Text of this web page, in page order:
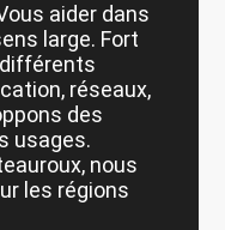
aider dans
large. Fort
réseaux,
des
usages.
nous
les régions